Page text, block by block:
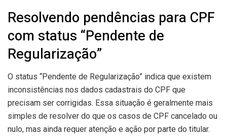
Resolvendo pendências para CPF
com status “Pendente de
Regularização”
O status “Pendente de Regularização” indica que existem
inconsistências nos dados cadastrais do CPF que
precisam ser corrigidas. Essa situação é geralmente mais
simples de resolver do que os casos de CPF cancelado ou
nulo, mas ainda requer atenção e ação por parte do titular.